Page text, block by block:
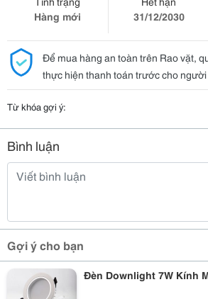
Hàng mới
31/12/2030
Để mua hàng an toàn trên Rao vặt,
thực hiện thanh toán trước cho
Từ khóa gợi ý:
Bình luận
Gợi ý cho bạn
Đèn Downlight 7W Kính